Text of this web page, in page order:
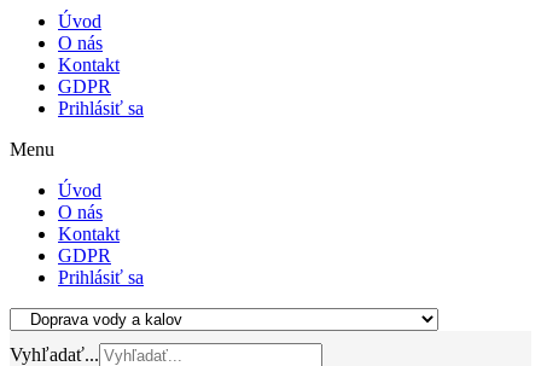
Úvod
O nás
Kontakt
GDPR
Prihlásiť sa
Menu
Úvod
O nás
Kontakt
GDPR
Prihlásiť sa
Vyhľadať...